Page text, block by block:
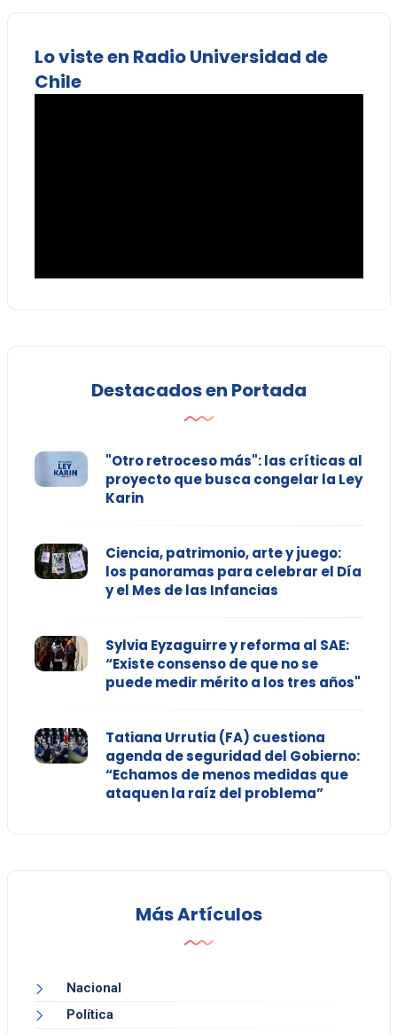
Lo viste en Radio Universidad de
Chile
Destacados en Portada
"Otro retroceso más": las críticas al
proyecto que busca congelar la Ley
Karin
Ciencia, patrimonio, arte y juego:
los panoramas para celebrar el Día
y el Mes de las Infancias
Sylvia Eyzaguirre y reforma al SAE:
“Existe consenso de que no se
puede medir mérito a los tres años"
Tatiana Urrutia (FA) cuestiona
agenda de seguridad del Gobierno:
“Echamos de menos medidas que
ataquen la raíz del problema”
Más Artículos
Nacional
Política